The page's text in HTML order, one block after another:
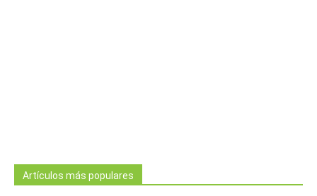
Artículos más populares